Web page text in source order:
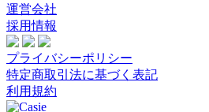
運営会社
採用情報
プライバシーポリシー
特定商取引法に基づく表記
利用規約